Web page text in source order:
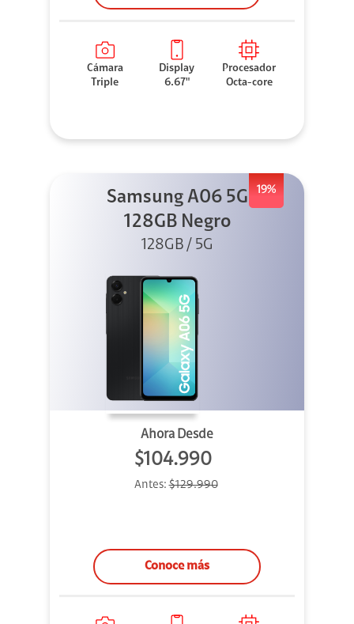
Cámara
Triple
Display
6.67"
Procesador
Octa-core
19%
Samsung A06 5G
128GB Negro
128GB / 5G
Ahora Desde
$104.990
Antes:$129.990
Conoce más